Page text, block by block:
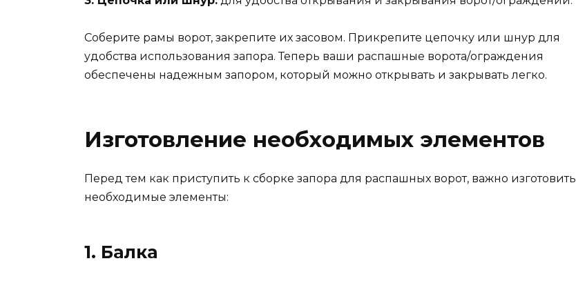
Соберите рамы ворот, закрепите их засовом. Прикрепите цепочку или шнур для
удобства использования запора. Теперь ваши распашные ворота/ограждения
обеспечены надежным запором, который можно открывать и закрывать легко.
Изготовление необходимых элементов
Перед тем как приступить к сборке запора для распашных ворот, важно изготовить
необходимые элементы:
1. Балка